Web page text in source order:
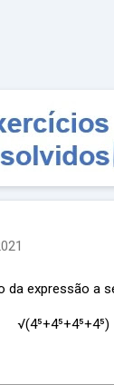
da expressão a
√(4⁵+4⁵+4⁵+4⁵)